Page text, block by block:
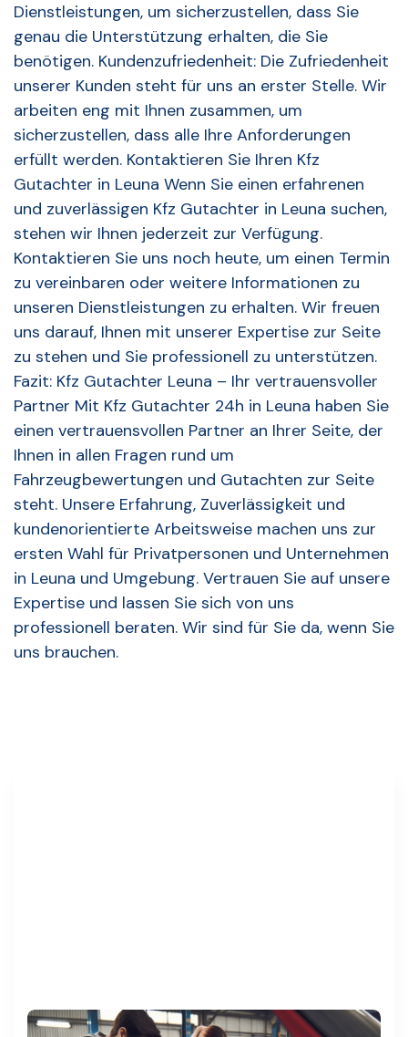
Dienstleistungen, um sicherzustellen, dass Sie
genau die Unterstützung erhalten, die Sie
benötigen. Kundenzufriedenheit: Die Zufriedenheit
unserer Kunden steht für uns an erster Stelle. Wir
arbeiten eng mit Ihnen zusammen, um
sicherzustellen, dass alle Ihre Anforderungen
erfüllt werden. Kontaktieren Sie Ihren Kfz
Gutachter in Leuna Wenn Sie einen erfahrenen
und zuverlässigen Kfz Gutachter in Leuna suchen,
stehen wir Ihnen jederzeit zur Verfügung.
Kontaktieren Sie uns noch heute, um einen Termin
zu vereinbaren oder weitere Informationen zu
unseren Dienstleistungen zu erhalten. Wir freuen
uns darauf, Ihnen mit unserer Expertise zur Seite
zu stehen und Sie professionell zu unterstützen.
Fazit: Kfz Gutachter Leuna – Ihr vertrauensvoller
Partner Mit Kfz Gutachter 24h in Leuna haben Sie
einen vertrauensvollen Partner an Ihrer Seite, der
Ihnen in allen Fragen rund um
Fahrzeugbewertungen und Gutachten zur Seite
steht. Unsere Erfahrung, Zuverlässigkeit und
kundenorientierte Arbeitsweise machen uns zur
ersten Wahl für Privatpersonen und Unternehmen
in Leuna und Umgebung. Vertrauen Sie auf unsere
Expertise und lassen Sie sich von uns
professionell beraten. Wir sind für Sie da, wenn Sie
uns brauchen.